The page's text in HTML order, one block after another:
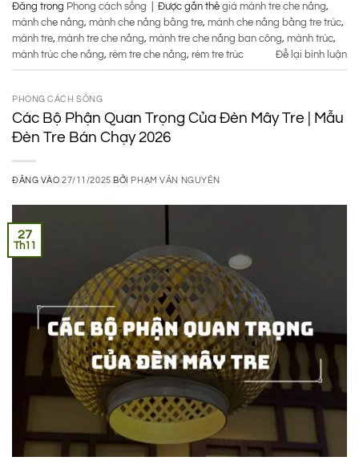
Đăng trong Phong cách sống Được gắn thẻ giá mành tre che nắng,
mành che nắng, mành che nắng bằng tre, mành che nắng bằng tre trúc,
mành tre, mành tre che nắng, mành tre che nắng ban công, mành trúc,
mành trúc che nắng, rèm tre che nắng, rèm tre trúc Để lại bình luận
PHONG CÁCH SỐNG
Các Bộ Phận Quan Trọng Của Đèn Mây Tre | Mẫu
Đèn Tre Bán Chạy 2026
ĐĂNG VÀO27/11/2025 BỞI PHẠM VĂN NGUYÊN
27
Th11